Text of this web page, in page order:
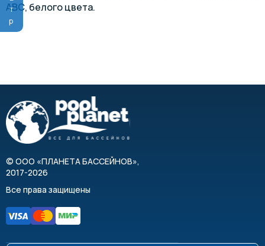
АВС, белого цвета.
© ООО «ПЛАНЕТА БАССЕЙНОВ»,
2017-2026
Все права защищены